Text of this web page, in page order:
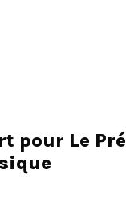
pour Le Pré